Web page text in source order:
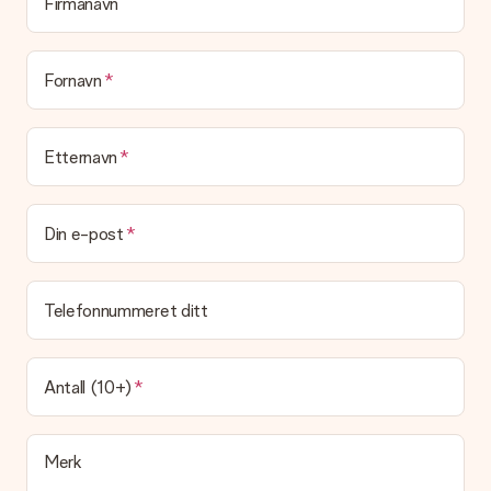
den flotte overraskelsen.
Blir gaven min pakket inn?
(Foreløpig) tilbyr vi ikke denne tjenesten. Vi leverer våre gaver
Leveringstid, leveringsalternativer og frakt
Kan jeg velge en leveringsdato?
Det er ikke mulig å velge en bestemt leveringsdato.
Leveringstiden er indikert på produktsiden til gaven. Du kan
stole på at vår operatør leverer gaven din denne dagen.
Hvilke leveringsalternativer kan jeg velge mellom?
For tiden er det ikke mulig å velge et leveringsalternativ.
Gaven du bestiller sendes enten som en pakke eller som
postbokslevering. Vil du vite hvilket alternativ bestillingen din
faller inn under? Ta kontakt med vår kundeservice.
Fornavn
Etternavn
Din e-post
Telefonnummeret ditt
Antall (10+)
Merk